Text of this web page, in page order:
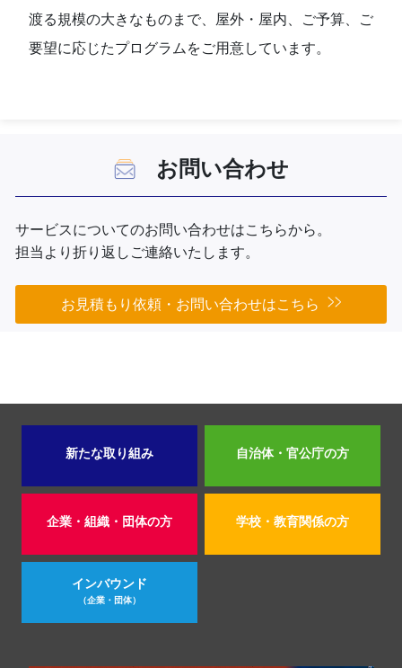
渡る規模の大きなものまで、屋外・屋内、ご予算、ご
要望に応じたプログラムをご用意しています。
お問い合わせ
サービスについてのお問い合わせはこちらから。
担当より折り返しご連絡いたします。
お見積もり依頼・お問い合わせはこちら
新たな取り組み 自治体・官公庁の方
企業・組織・団体の方 学校・教育関係の方
インバウンド
（企業・団体）